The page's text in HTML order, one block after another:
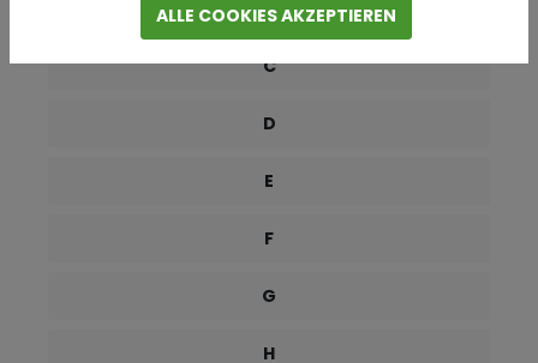
B
C
D
E
F
G
H
ALLE COOKIES AKZEPTIEREN